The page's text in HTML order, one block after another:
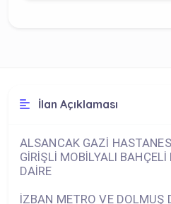
İlan Açıklaması
ALSANCAK GAZİ
GİRİŞLİ MOBİLYALI
DAİRE
İZBAN METRO VE DOLMUŞ